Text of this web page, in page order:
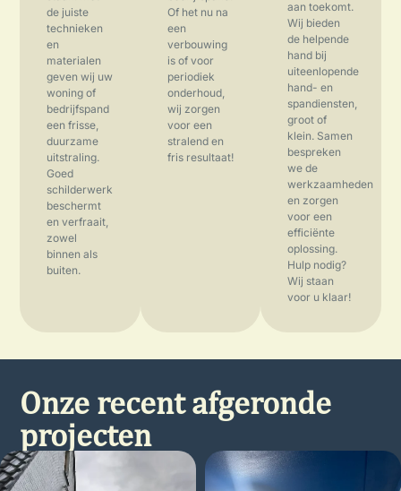
de juiste
technieken
en
materialen
geven wij uw
woning of
bedrijfspand
een frisse,
duurzame
uitstraling.
Goed
schilderwerk
beschermt
en verfraait,
zowel
binnen als
buiten.
Of het nu na
een
verbouwing
is of voor
periodiek
onderhoud,
wij zorgen
voor een
stralend en
fris resultaat!
aan toekomt.
Wij bieden
de helpende
hand bij
uiteenlopende
hand- en
spandiensten,
groot of
klein. Samen
bespreken
we de
werkzaamheden
en zorgen
voor een
efficiënte
oplossing.
Hulp nodig?
Wij staan
voor u klaar!
Onze recent afgeronde
projecten